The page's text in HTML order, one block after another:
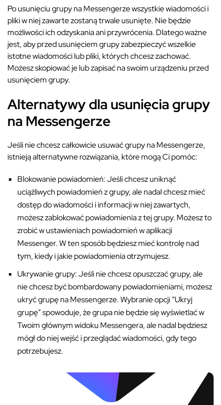
Po usunięciu grupy na Messengerze wszystkie wiadomości i
pliki w niej zawarte zostaną trwale usunięte. Nie będzie
możliwości ich odzyskania ani przywrócenia. Dlatego ważne
jest, aby przed usunięciem grupy zabezpieczyć wszelkie
istotne wiadomości lub pliki, których chcesz zachować.
Możesz skopiować je lub zapisać na swoim urządzeniu przed
usunięciem grupy.
Alternatywy dla usunięcia grupy
na Messengerze
Jeśli nie chcesz całkowicie usuwać grupy na Messengerze,
istnieją alternatywne rozwiązania, które mogą Ci pomóc:
Blokowanie powiadomień: Jeśli chcesz uniknąć
uciążliwych powiadomień z grupy, ale nadal chcesz mieć
dostęp do wiadomości i informacji w niej zawartych,
możesz zablokować powiadomienia z tej grupy. Możesz to
zrobić w ustawieniach powiadomień w aplikacji
Messenger. W ten sposób będziesz mieć kontrolę nad
tym, kiedy i jakie powiadomienia otrzymujesz.
Ukrywanie grupy: Jeśli nie chcesz opuszczać grupy, ale
nie chcesz być bombardowany powiadomieniami, możesz
ukryć grupę na Messengerze. Wybranie opcji “Ukryj
grupę” spowoduje, że grupa nie będzie się wyświetlać w
Twoim głównym widoku Messengera, ale nadal będziesz
mógł do niej wejść i przeglądać wiadomości, gdy tego
potrzebujesz.